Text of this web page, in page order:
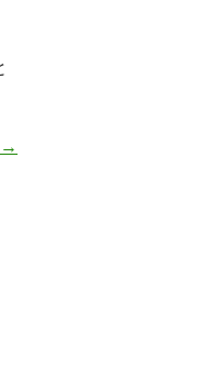
RCのスプリングを考える
→